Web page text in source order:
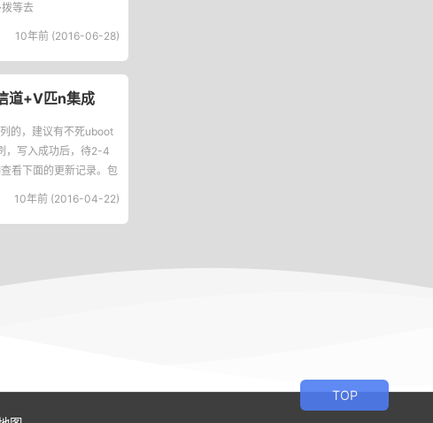
等去
10年前 (2016-06-28)
道+V匹n集成
的，建议有不死uboot
，写入成功后，待2-4
看下面的更新记录。包
10年前 (2016-04-22)